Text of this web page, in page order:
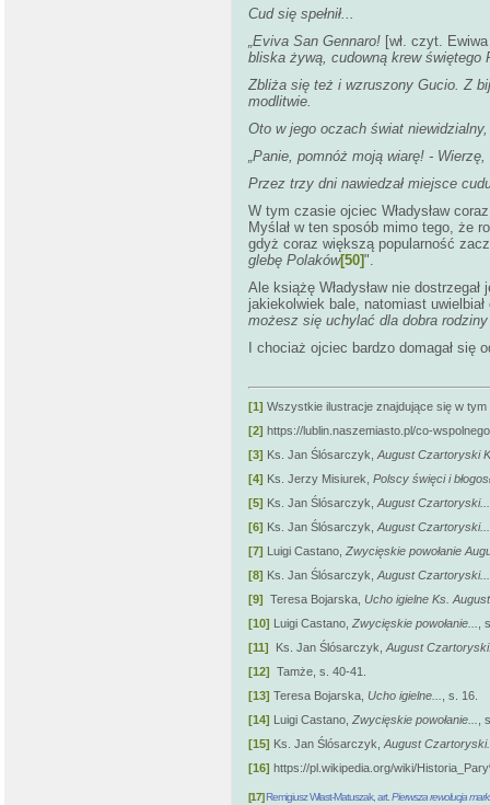
Cud się spełnił...
„Eviva San Gennaro! [wł. czyt.
bliska żywą, cudowną krew świętego
Zbliża się też i wzruszony Gucio. Z
modlitwie.
Oto w jego oczach świat
„Panie, pomnóż moją wiarę! -
Przez trzy dni nawiedzał miejsce
W tym czasie ojciec Władysław
Myślał w ten sposób mimo tego, że
gdyż coraz większą popularność
glebę Polaków[50]".
Ale książę Władysław nie
jakiekolwiek bale, natomiast
możesz się uchylać dla dobra
I chociaż ojciec bardzo domagał
[1] Wszystkie ilustracje znajdujące się w
[2] https://lublin.naszemiasto.pl/co-
[3] Ks. Jan Ślósarczyk, August Czartoryski
[4] Ks. Jerzy Misiurek, Polscy święci i
[5] Ks. Jan Ślósarczyk, August Czartoryski...
[6] Ks. Jan Ślósarczyk, August Czartoryski...
[7] Luigi Castano, Zwycięskie powołanie
[8] Ks. Jan Ślósarczyk, August Czartoryski...
[9] Teresa Bojarska, Ucho igielne Ks.
[10] Luigi Castano, Zwycięskie powołanie...
,
[11] Ks. Jan Ślósarczyk, August
[12] Tamże, s. 40-41.
[13] Teresa Bojarska, Ucho igielne...
, s. 16.
[14] Luigi Castano, Zwycięskie powołanie...
,
[15] Ks. Jan Ślósarczyk, August
[16] https://pl.wikipedia.org/wiki/
[17]Remigiusz Włast-Matuszak, art. Pierwsza rewolucja